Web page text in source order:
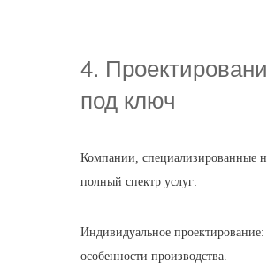
4.
под ключ
Компании, специализированные
полный спектр услуг:
Индивидуальное
особенности производства.